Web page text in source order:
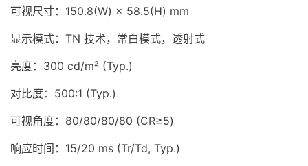
可视尺寸：150.8(W) × 58.5(H) mm
显示模式：TN 技术，常白模式，透射式
亮度：300 cd/m² (Typ.)
对比度：500:1 (Typ.)
可视角度：80/80/80/80 (CR≥5)
响应时间：15/20 ms (Tr/Td, Typ.)